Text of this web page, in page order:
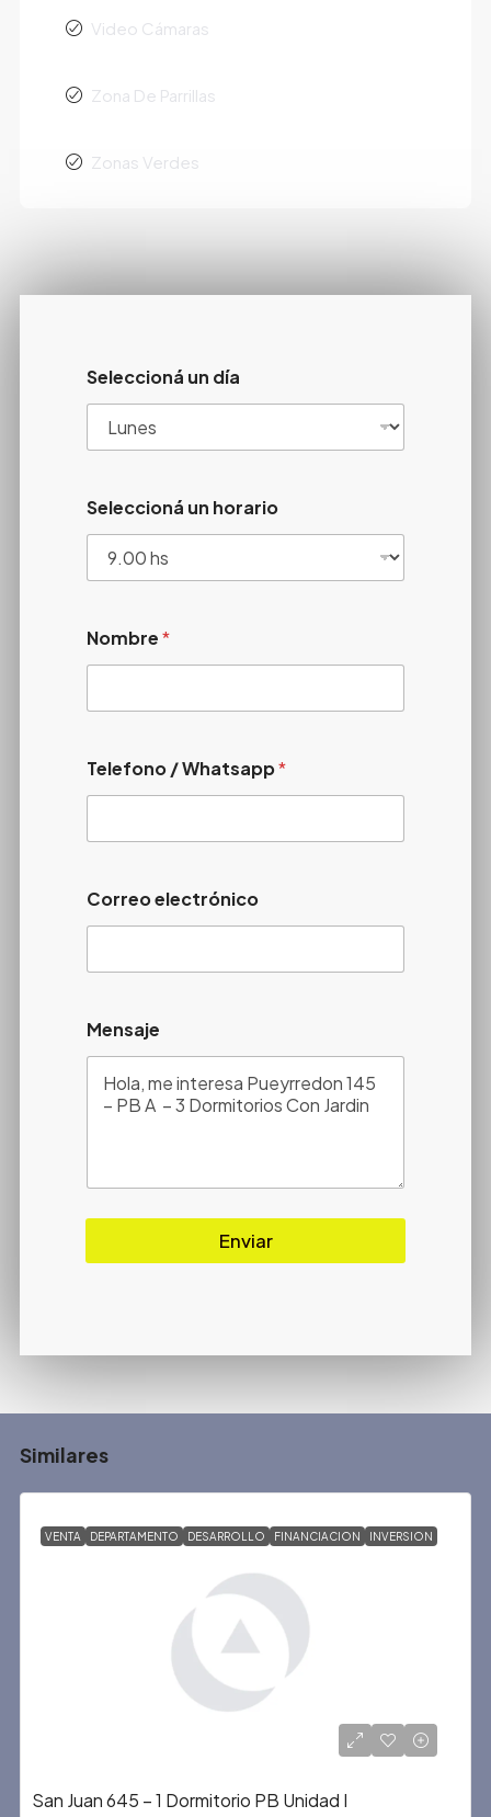
Video Cámaras
Zona De Parrillas
Zonas Verdes
Seleccioná un día
Seleccioná un horario
Nombre*
Telefono / Whatsapp*
Correo electrónico
Mensaje
Enviar
Similares
VENTA DEPARTAMENTO DESARROLLO FINANCIACION INVERSION
San Juan 645 – 1 Dormitorio PB Unidad I